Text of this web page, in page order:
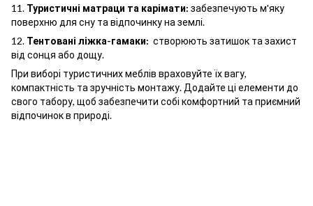
11. Туристичні матраци та карімати: забезпечують м'яку
поверхню для сну та відпочинку на землі.
12. Тентовані ліжка-гамаки: створюють затишок та захист
від сонця або дощу.
При виборі туристичних меблів враховуйте їх вагу,
компактність та зручність монтажу. Додайте ці елементи до
свого табору, щоб забезпечити собі комфортний та приємний
відпочинок в природі.